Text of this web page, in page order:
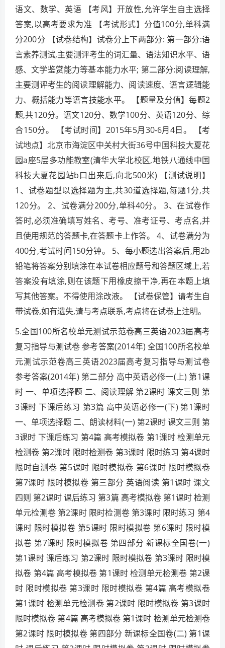
语文、数学、英语 【考风】开放性,允许学生自主选择
答案,以高考要求为准 【考试形式】分值100分,单科满
分200分 【试卷结构】试卷分上下两部分: 第一部分:语
言素养测试,主要测评考生的词汇量、语法知识水平、语
感、文学鉴赏能力等基本能力水平; 第二部分:阅读理解,
主要测评考生的阅读理解能力、阅读速度、语言逻辑能
力、概括能力等语言技能水平。 【题量及分值】每题2
题,共120分。语文120分、数学100分、英语120分、综
合150分。 【考试时间】2015年5月30-6月4日。 【考
试地点】北京市海淀区中关村大街36号中国科技大夏花
园a座5层多功能教室(清华大学北校区,地铁八通线中国
科技大夏花园站b口出来后,向北500米) 【测试说明】
1、试卷题型以选择题为主,共30道选择题,每题1分,共
120分。 2、试卷满分200分,单科40分。 3、在试卷作
答时,必须准确填写姓名、考号、准考证号、考点名,并
且使用规范的答题卡,在答题卡上作答。 4、试卷满分为
400分,考试时间150分钟。 5、每小题选出答案后,用2b
铅笔将答案分别填涂在本试卷相应题号和答题区域上,若
答案没有填涂,则在该题下用橡皮擦干净,再在本题上填
写其他答案。不得使用涂改液。 【试卷保管】请考生自
带试卷,如有遗失,请与考点联系,考点将在试卷上注明。
5.全国100所名校单元测试示范卷高三英语2023届高考
复习指导与测试卷 参考答案(2014年) 全国100所名校单
元测试示范卷高三英语2023届高考复习指导与测试卷
参考答案(2014年) 第二部分 高中英语必修一(上) 第1课
时 一、单项选择题 二、阅读理解 第2课时 课文三则 第
3课时 下课后练习 第3篇 高中英语必修一(下) 第1课时
一、单项选择题 二、朗读材料(一) 第2课时 课文三则 第
3课时 下课后练习 第4篇 高考模拟卷 第1课时 检测单元
检测卷 第2课时 限时检测卷 第3课时 限时练习 第4课时
限时自测卷 第5课时 限时模拟卷 第6课时 限时模拟卷
第7课时 限时模拟卷 第三部分 英语阅读 第1课时 课文
四则 第2课时 课后练习 第3篇 高考模拟卷 第1课时 检测
单元检测卷 第2课时 限时检测卷 第3课时 限时练习 第4
课时 限时模拟卷 第5课时 限时模拟卷 第6课时 限时模
拟卷 第7课时 限时模拟卷 第四部分 新课标全国卷(一)
第1课时 课后练习 第2课时 限时模拟卷 第3课时 限时模
拟卷 第4篇 高考模拟卷 第1课时 检测单元检测卷 第2课
时 限时模拟卷 第3课时 限时模拟卷 第4篇 高考模拟卷
第1课时 检测单元检测卷 第2课时 限时模拟卷 第3课时
限时模拟卷 第4篇 高考模拟卷 第1课时 检测单元检测卷
第2课时 限时模拟卷 第四部分 新课标全国卷(二) 第1课